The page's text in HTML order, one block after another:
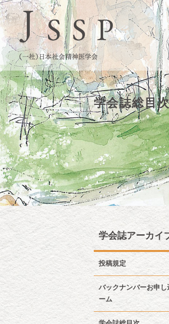
学会誌総目
学会誌アーカイ
投稿規定
バックナンバーお申し
ーム